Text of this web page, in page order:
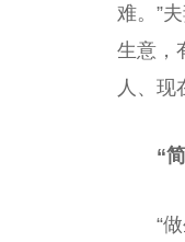
难。”
生意，
人、现
“
“